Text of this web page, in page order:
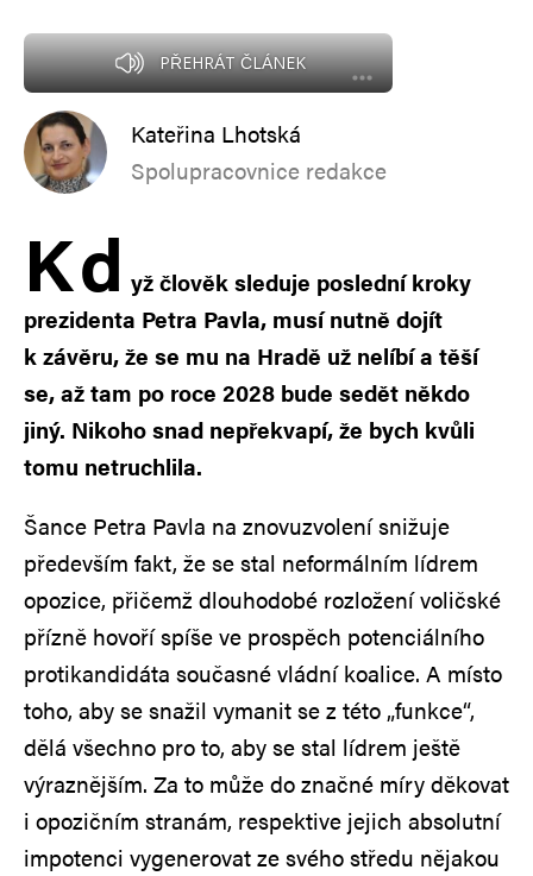
PŘEHRÁT ČLÁNEK
Kateřina Lhotská
Spolupracovnice redakce
Kd yž člověk sleduje poslední kroky
prezidenta Petra Pavla, musí nutně dojít
k závěru, že se mu na Hradě už nelíbí a těší
se, až tam po roce 2028 bude sedět někdo
jiný. Nikoho snad nepřekvapí, že bych kvůli
tomu netruchlila.
Šance Petra Pavla na znovuzvolení snižuje
především fakt, že se stal neformálním lídrem
opozice, přičemž dlouhodobé rozložení voličské
přízně hovoří spíše ve prospěch potenciálního
protikandidáta současné vládní koalice. A místo
toho, aby se snažil vymanit se z této „funkce“,
dělá všechno pro to, aby se stal lídrem ještě
výraznějším. Za to může do značné míry děkovat
i opozičním stranám, respektive jejich absolutní
impotenci vygenerovat ze svého středu nějakou